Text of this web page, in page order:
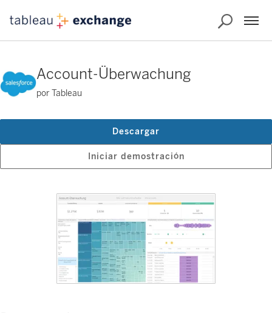
Account-Überwachung
por Tableau
Iniciar demostración
Descargar